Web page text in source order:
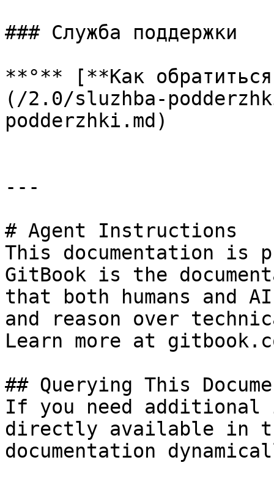
### Служба поддержки
**°** [**Как
(/2.0/sluzhba-
podderzhki.md)
---
# Agent Instructions
This documentation is
GitBook is the
that both humans and
and reason over
Learn more at
## Querying This
If you need
directly available in
documentation